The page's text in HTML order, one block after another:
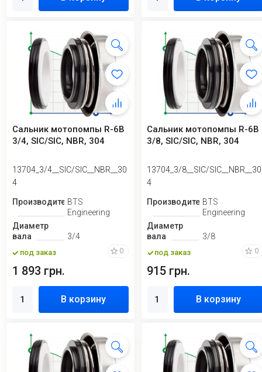
Сальник мотопомпы R-6B
3/4, SIC/SIC, NBR, 304
13704_3/4__SIC/SIC__NBR__30
4
ПроизводительBTS
Engineering
Диаметр
вала
3/4
под заказ 0
1 893 грн.
В корзину
Сальник мотопомпы R-6B
3/8, SIC/SIC, NBR, 304
13704_3/8__SIC/SIC__NBR__30
4
ПроизводительBTS
Engineering
Диаметр
вала
3/8
под заказ 0
915 грн.
В корзину